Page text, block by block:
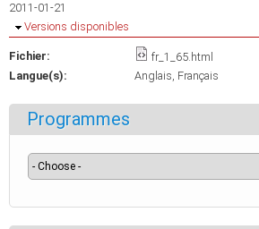
2011-01-21
Masquer
Versions disponibles
Fichier:
fr_1_65.html
Langue(s):
Anglais Français
Programmes